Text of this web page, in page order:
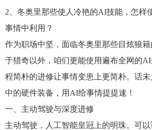
2、冬奥里那些使人冷艳的AI技能，怎样
事情中利用？
作为职场中坚，面临冬奥里那些目炫狼籍
于猎奇以外，咱们更能使用遍布全网的
程简朴的进修让事情变患上更简朴。话
中的硬件装备，用AI给事情提提速！
一、主动驾驶与深度进修
主动驾驶，人工智能皇冠上的明珠。可